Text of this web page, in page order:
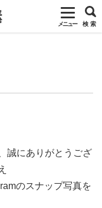
メニュー 検 索
誠にありがとうござ
のスナップ写真を